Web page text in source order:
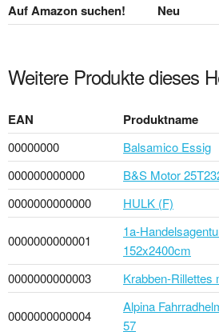
Auf Amazon suchen!
Neu
Weitere Produkte dieses
EAN Produktname
00000000
Balsamico Essig
000000000000
B&S Motor
0000000000000
HULK (F)
0000000000001
1a-
152x2400cm
0000000000003
Krabben-Rillettes
0000000000004
Alpina
57